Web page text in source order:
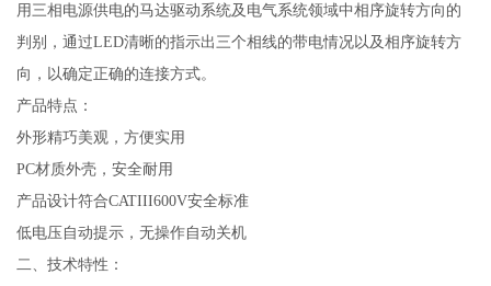
用三相电源供电的马达驱动系统及电气系统领域中相序旋转方向的
判别，通过LED清晰的指示出三个相线的带电情况以及相序旋转方
向，以确定正确的连接方式。
产品特点：
外形精巧美观，方便实用
PC材质外壳，安全耐用
产品设计符合CATIII600V安全标准
低电压自动提示，无操作自动关机
二、技术特性：